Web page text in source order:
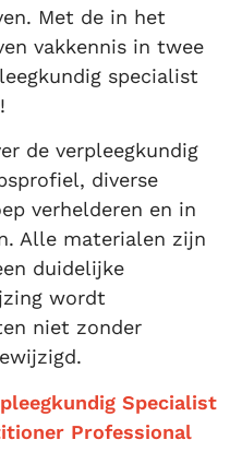
Met de in het
vakkennis in twee
specialist
de verpleegkundig
diverse
verhelderen en in
Alle materialen zijn
duidelijke
wordt
niet zonder
Specialist
Professional